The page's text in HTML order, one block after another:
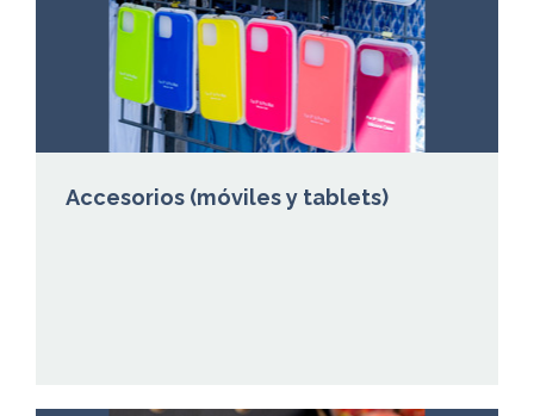
Accesorios (móviles y tablets)